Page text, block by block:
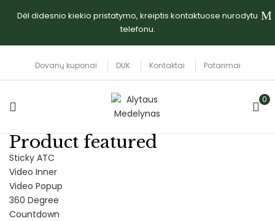
Dėl didesnio kiekio pristatymo, kreiptis kontaktuose nurodytu
telefonu.
Dovanų kuponai DUK Kontaktai Patarimai
0
Product featured
Sticky ATC
Video Inner
Video Popup
360 Degree
Countdown